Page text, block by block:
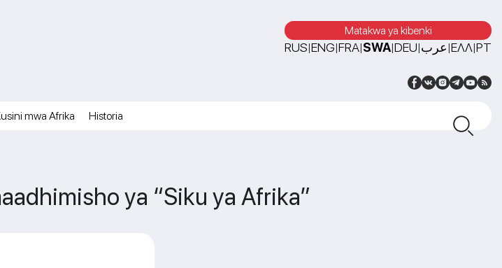
Matakwa ya kibenki
RUS|ENG|FRA|SWA|DEU|عرب|ΕΛΛ|PT
mwa Afrika Historia
ya “Siku ya Afrika”